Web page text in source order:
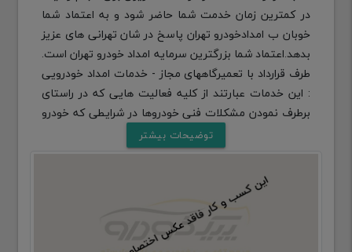
در کمترین زمان خدمت شما حاضر شود و به اعتماد شما
خوبان ب امدادخودرو تهران پاسخ در شان تهرانی های عزیز
بدهد.اعتماد شما بزرگترین سرمایه امداد خودرو تهران است.
طرف قرارداد با تعمیرگاههای مجاز - خدمات امداد خودرویی
: این خدمات عبارتند از کلیه فعالیت هایی که در راستای
برطرف نمودن مشکلات فنی خودروها در شرایطی که خودرو
به دلیل نفص فنی از کارافتاده که شامل تعمیر قطعه و یا
تعویض آن و یا حمل خودرو به صورت شبانه روزی می
توضیحات بیشتر